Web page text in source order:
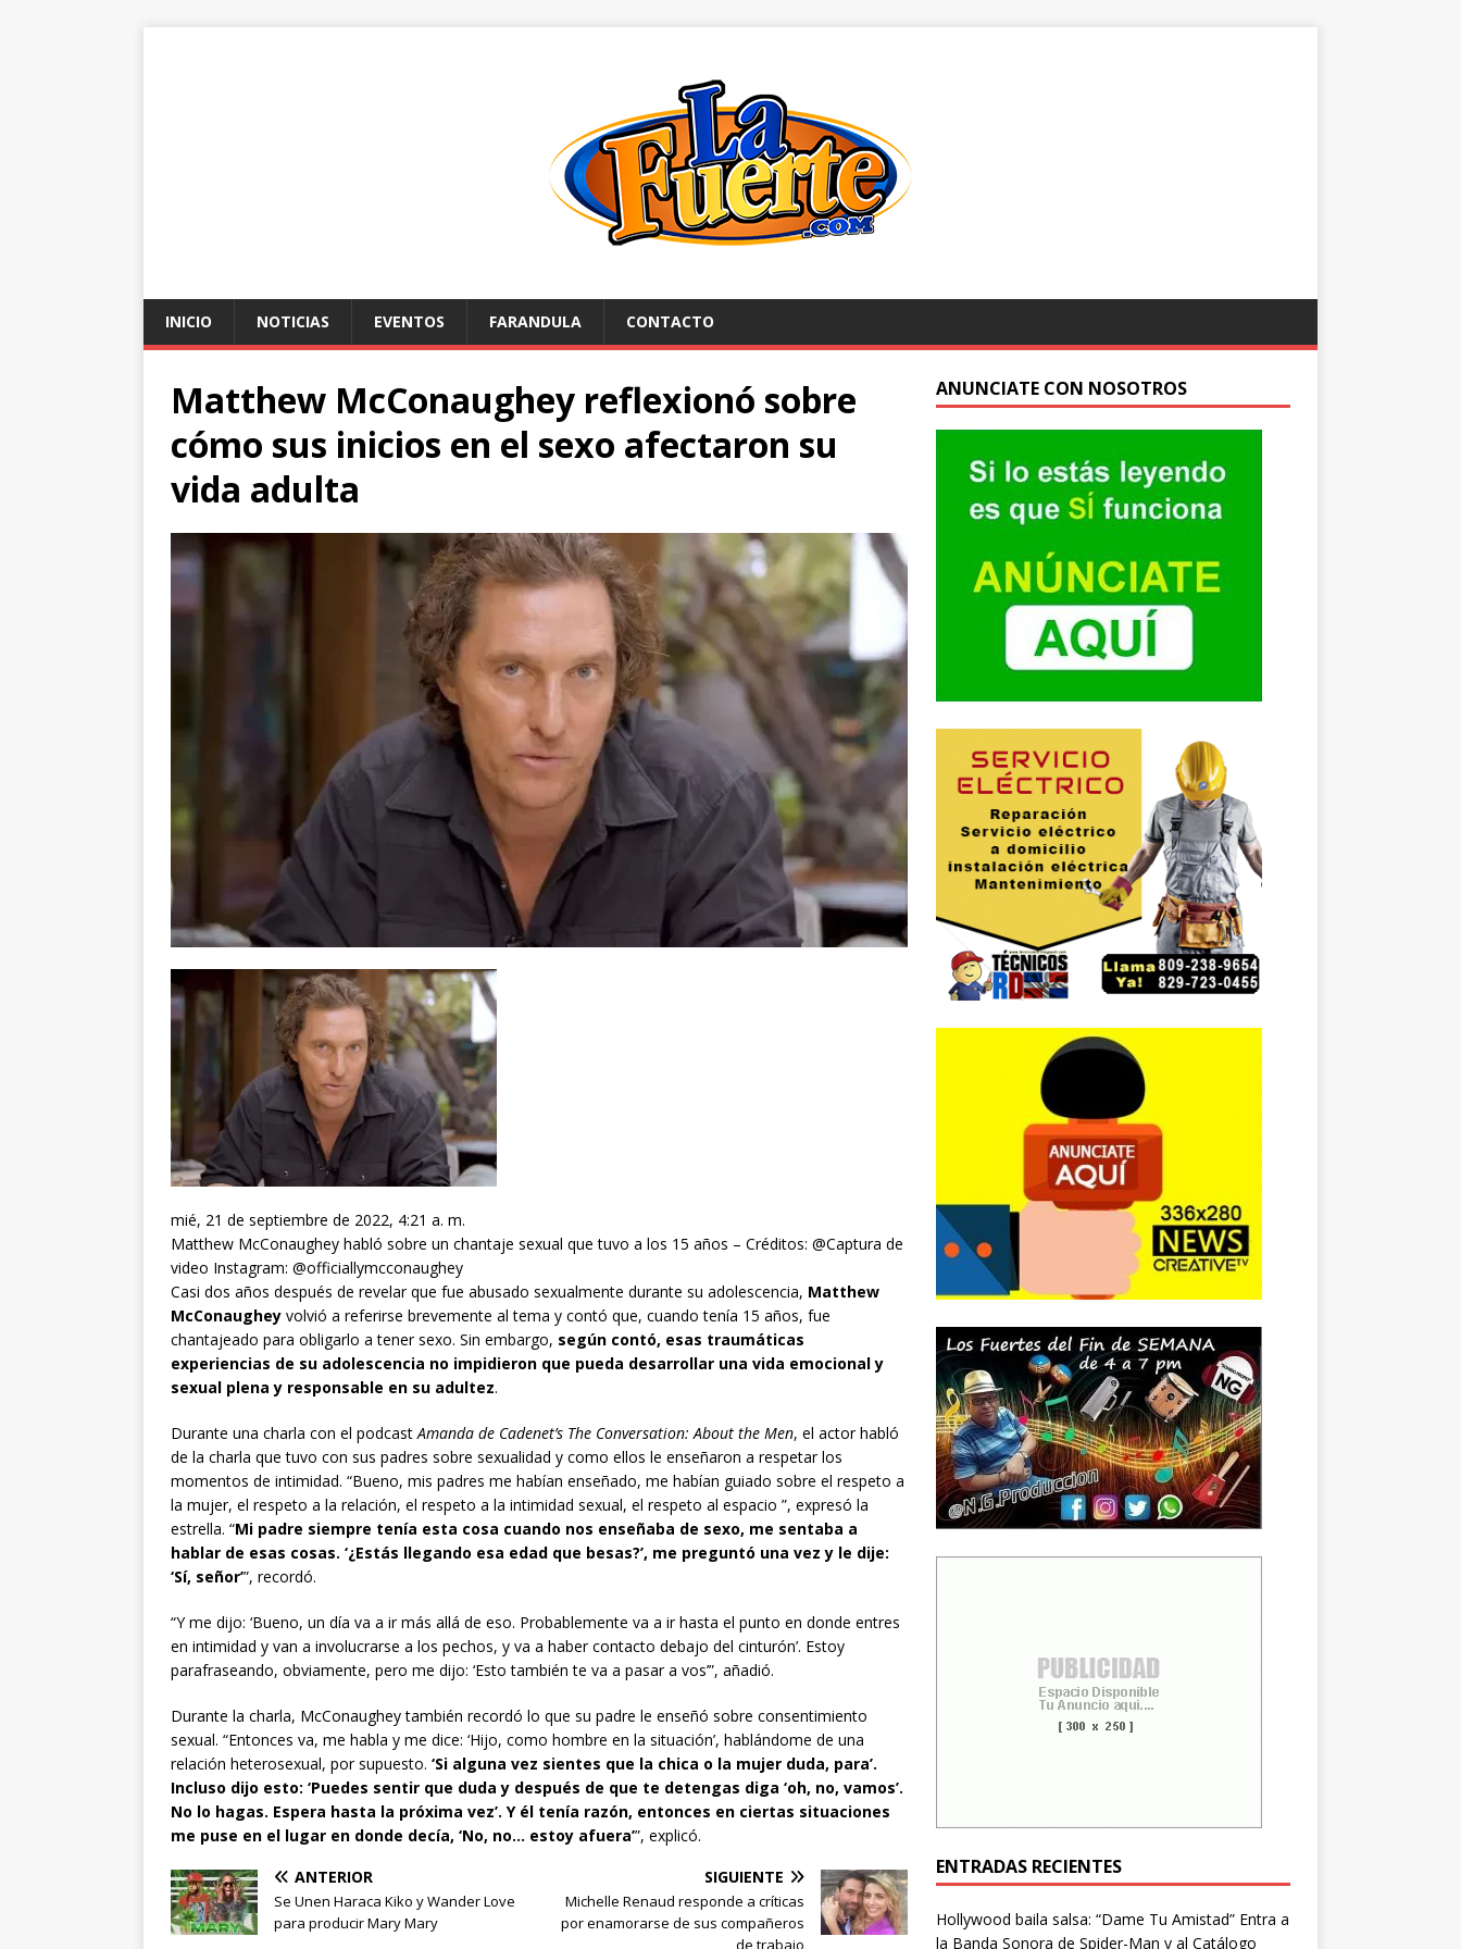
INICIO NOTICIAS EVENTOS FARANDULA CONTACTO
Matthew McConaughey reflexionó sobre
cómo sus inicios en el sexo afectaron su
vida adulta
mié, 21 de septiembre de 2022, 4:21 a. m.
Matthew McConaughey habló sobre un chantaje sexual que tuvo a los 15 años – Créditos: @Captura de
video Instagram: @officiallymcconaughey
Casi dos años después de revelar que fue abusado sexualmente durante su adolescencia, Matthew
McConaughey volvió a referirse brevemente al tema y contó que, cuando tenía 15 años, fue
chantajeado para obligarlo a tener sexo. Sin embargo, según contó, esas traumáticas
experiencias de su adolescencia no impidieron que pueda desarrollar una vida emocional y
sexual plena y responsable en su adultez.
Durante una charla con el podcastAmanda de Cadenet’s The Conversation: About the Men, el actor habló
de la charla que tuvo con sus padres sobre sexualidad y como ellos le enseñaron a respetar los
momentos de intimidad. “Bueno, mis padres me habían enseñado, me habían guiado sobre el respeto a
la mujer, el respeto a la relación, el respeto a la intimidad sexual, el respeto al espacio ”, expresó la
estrella. “Mi padre siempre tenía esta cosa cuando nos enseñaba de sexo, me sentaba a
hablar de esas cosas. ‘¿Estás llegando esa edad que besas?’, me preguntó una vez y le dije:
‘Sí, señor’”, recordó.
“Y me dijo: ‘Bueno, un día va a ir más allá de eso. Probablemente va a ir hasta el punto en donde entres
en intimidad y van a involucrarse a los pechos, y va a haber contacto debajo del cinturón’. Estoy
parafraseando, obviamente, pero me dijo: ‘Esto también te va a pasar a vos’”, añadió.
Durante la charla, McConaughey también recordó lo que su padre le enseñó sobre consentimiento
sexual. “Entonces va, me habla y me dice: ‘Hijo, como hombre en la situación’, hablándome de una
relación heterosexual, por supuesto. ‘Si alguna vez sientes que la chica o la mujer duda, para’.
Incluso dijo esto: ‘Puedes sentir que duda y después de que te detengas diga ‘oh, no, vamos’.
No lo hagas. Espera hasta la próxima vez’. Y él tenía razón, entonces en ciertas situaciones
me puse en el lugar en donde decía, ‘No, no… estoy afuera’”, explicó.
ANTERIOR
Se Unen Haraca Kiko y Wander Love
para producir Mary Mary
SIGUIENTE
Michelle Renaud responde a críticas
por enamorarse de sus compañeros
de trabajo
ANUNCIATE CON NOSOTROS
ENTRADAS RECIENTES
Hollywood baila salsa: “Dame Tu Amistad” Entra a
la Banda Sonora de Spider-Man y al Catálogo